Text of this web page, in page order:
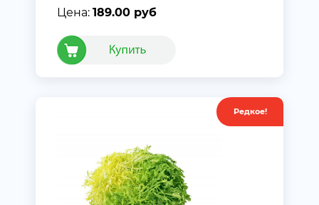
Цена: 189.00 руб
Редкое!